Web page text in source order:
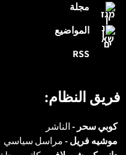
مجلة
المواضيع
RSS
فريق النظام:
كوبي سحر -الناشر
موشيه فريل -مراسل سياسي